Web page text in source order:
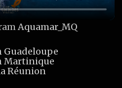
Aquamar_MQ
Guadeloupe
Martinique
Réunion